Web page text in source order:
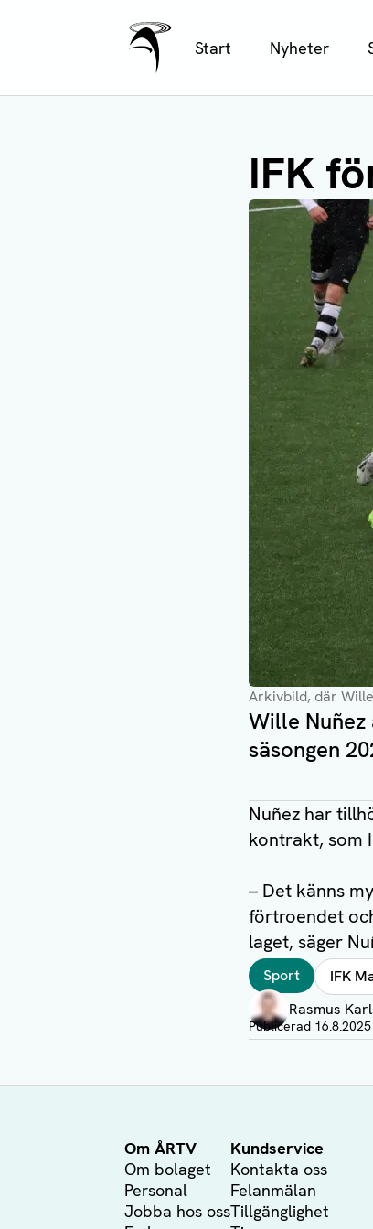
Ålands Radio & TV
Start Nyheter
IFK
Arkivbild, där
Wille
säsongen
Nuñez har
kontrakt, som
– Det känns
förtroendet
laget, säger
Taggar
Sport IFK
Författare
Rasmus
Visa profil
Publicerad
Om ÅRTV
Om bolaget
Personal
Jobba hos oss
Kundservice
Kontakta oss
Felanmälan
Tillgänglighet